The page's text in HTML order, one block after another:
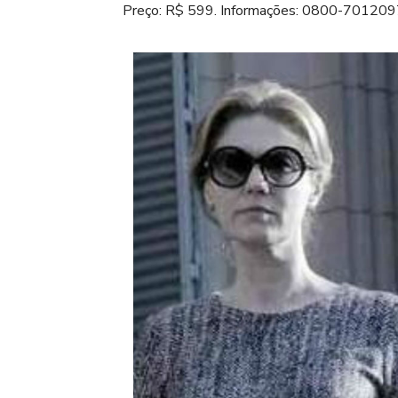
Preço: R$ 599. Informações: 0800-